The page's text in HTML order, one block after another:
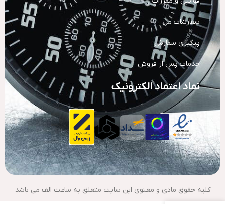
سفارشات من
پیگیری سفارش
خدمات پس از فروش
نماد اعتماد الکترونیک
کلیه حقوق مادی و معنوی این سایت متعلق به ساعت الف می باشد